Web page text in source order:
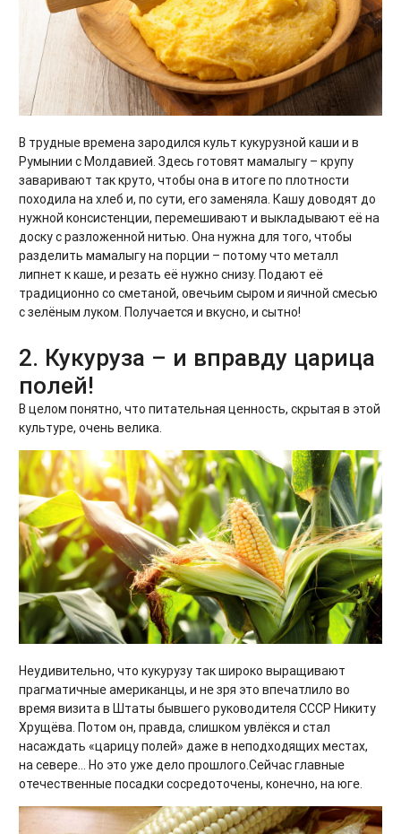
В трудные времена зародился культ кукурузной каши и в
Румынии с Молдавией. Здесь готовят мамалыгу – крупу
заваривают так круто, чтобы она в итоге по плотности
походила на хлеб и, по сути, его заменяла. Кашу доводят до
нужной консистенции, перемешивают и выкладывают её на
доску с разложенной нитью. Она нужна для того, чтобы
разделить мамалыгу на порции – потому что металл
липнет к каше, и резать её нужно снизу. Подают её
традиционно со сметаной, овечьим сыром и яичной смесью
с зелёным луком. Получается и вкусно, и сытно!
2. Кукуруза – и вправду царица
полей!
В целом понятно, что питательная ценность, скрытая в этой
культуре, очень велика.
Неудивительно, что кукурузу так широко выращивают
прагматичные американцы, и не зря это впечатлило во
время визита в Штаты бывшего руководителя СССР Никиту
Хрущёва. Потом он, правда, слишком увлёкся и стал
насаждать «царицу полей» даже в неподходящих местах,
на севере... Но это уже дело прошлого.Сейчас главные
отечественные посадки сосредоточены, конечно, на юге.